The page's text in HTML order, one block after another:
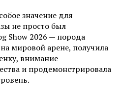
значение для
не просто был
Show 2026 — порода
мировой арене, получила
внимание
и продемонстрировала